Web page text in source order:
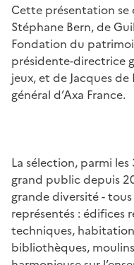
Cette présentation se
Stéphane Bern, de
Fondation du
présidente-directrice
jeux, et de Jacques
général d’Axa France.
La sélection, parmi
grand public depuis
grande diversité -
représentés : édifices
techniques,
bibliothèques,